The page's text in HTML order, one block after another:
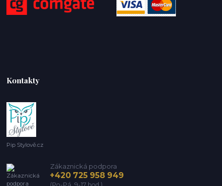
Kontakty
Pip Stylově.cz
Zákaznická podpora
+420 725 958 949